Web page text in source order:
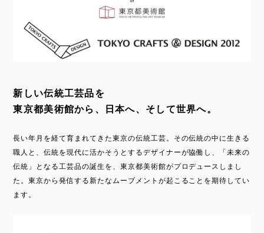
新しい伝統工芸品を
東京都美術館から、日本へ、そして世界へ。
長い年月を経て育まれてきた東京の伝統工芸。その伝統の中に生きる
職人と、伝統を現代に活かそうとするデザイナーが協働し、「未来の
伝統」となる工芸品の誕生を、東京都美術館がプロデュースしまし
た。東京から発信する新たなムーブメントが起こることを期待してい
ます。